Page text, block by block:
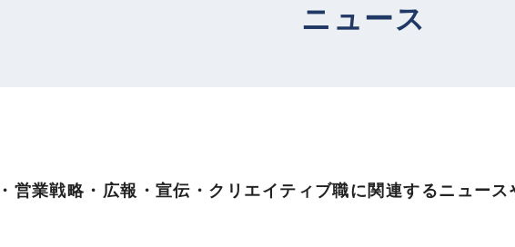
ニュース
営業戦略・広報・宣伝・クリエイティブ職に関連するニュー